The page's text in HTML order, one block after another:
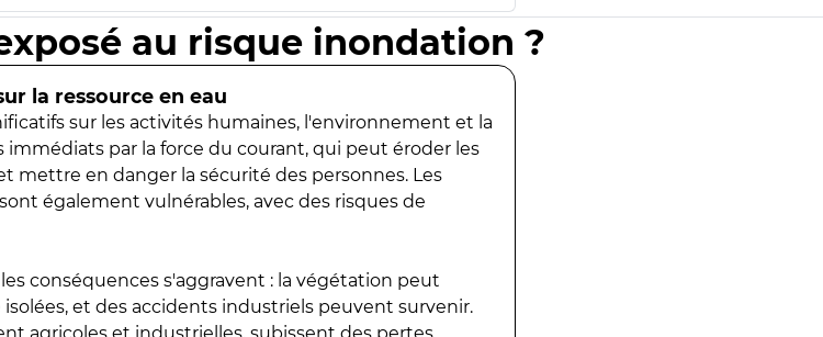
au risque inondation ?
la ressource en eau
sur les activités humaines, l'environnement et la
immédiats par la force du courant, qui peut éroder les
mettre en danger la sécurité des personnes. Les
également vulnérables, avec des risques de
conséquences s'aggravent : la végétation peut
et des accidents industriels peuvent survenir.